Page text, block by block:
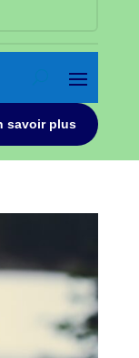
savoir plus